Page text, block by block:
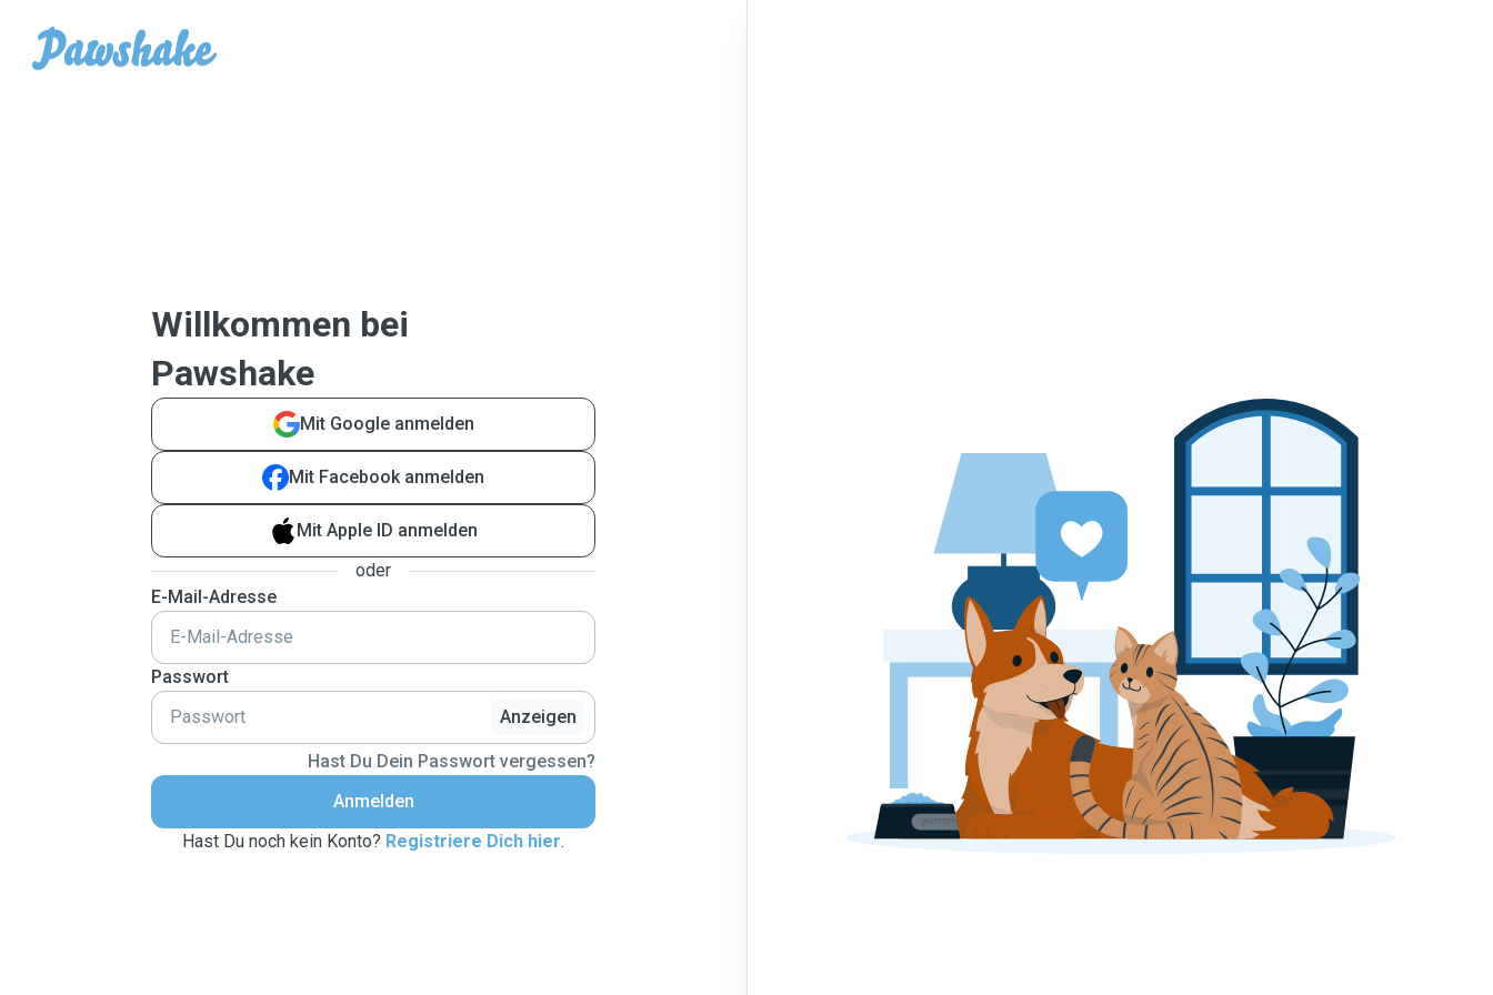
Willkommen bei
Pawshake
Mit Google anmelden
Mit Facebook anmelden
Mit Apple ID anmelden
oder
E-Mail-Adresse
Passwort
Anzeigen
Hast Du Dein Passwort vergessen?
Anmelden
Hast Du noch kein Konto? Registriere Dich hier.